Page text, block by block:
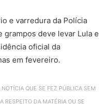
e varredura da Polícia
grampos deve levar Lula e
oficial da
em fevereiro.
QUE SE FEZ PÚBLICA SEM
RESPEITO DA MATÉRIA OU SE